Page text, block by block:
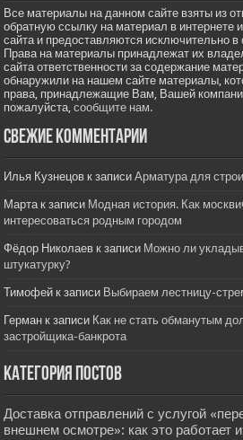
Все материалы на данном сайте взяты из
обратную ссылку на материал в интернете
сайта и предоставляются исключительно
Права на материалы принадлежат их
сайта ответственности за содержание
обнаружили на нашем сайте материалы,
права, принадлежащие Вам, Вашей
пожалуйста,сообщите нам.
Свежие комментарии
Илья Кузнецов к записиАрматура для
Мартак записи Модная история. Как
интересоваться родным городом
Фёдор Николаев к записи Можно ли
штукатурку?
Тимофей к записи Выбираем лестницу-
Герман к записи Как не стать обманутым
застройщика-банкрота
Категория постов
Доставка отправлений с услугой
внешнем осмотре»: как это работает